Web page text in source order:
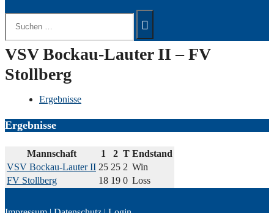
Suchen
nach:
VSV Bockau-Lauter II – FV
Stollberg
Ergebnisse
Ergebnisse
Mannschaft 1 2 T Endstand
VSV Bockau-Lauter II 25 25 2 Win
FV Stollberg
18 19 0 Loss